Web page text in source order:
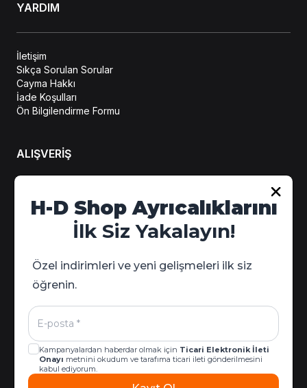
YARDIM
İletişim
Sıkça Sorulan Sorular
Cayma Hakkı
İade Koşulları
Ön Bilgilendirme Formu
ALIŞVERİŞ
Hesabım
Sipariş Takip
Kampanya Detayları
H-D Shop Ayrıcalıklarını
İlk Siz Yakalayın!
Özel indirimleri ve yeni gelişmeleri ilk siz
öğrenin.
Kampanyalardan haberdar olmak için Ticari Elektronik İleti
Onayı metnini okudum ve tarafıma ticari ileti gönderilmesini
kabul ediyorum.